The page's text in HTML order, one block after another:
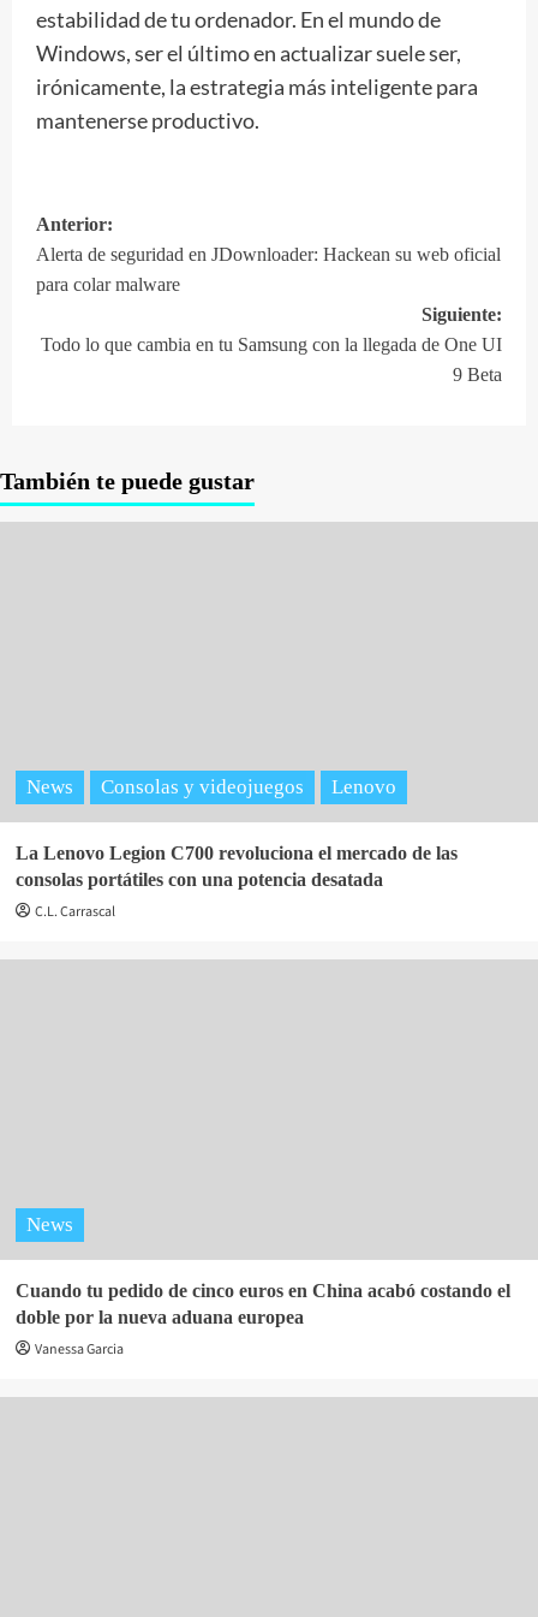
estabilidad de tu ordenador. En el mundo de
Windows, ser el último en actualizar suele ser,
irónicamente, la estrategia más inteligente para
mantenerse productivo.
Navegación
de
Anterior:
Alerta de seguridad en JDownloader: Hackean su web oficial
para colar malware
Siguiente:
​Todo lo que cambia en tu Samsung con la llegada de One UI
9 Beta
También te puede gustar
News Consolas y videojuegos Lenovo
La Lenovo Legion C700 revoluciona el mercado de las
consolas portátiles con una potencia desatada
C.L. Carrascal
News
Cuando tu pedido de cinco euros en China acabó costando el
doble por la nueva aduana europea
Vanessa Garcia